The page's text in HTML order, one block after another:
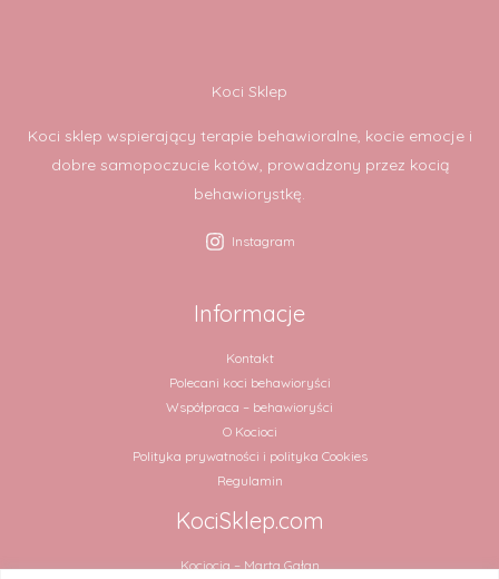
Koci Sklep
Koci sklep wspierający terapie behawioralne, kocie emocje i
dobre samopoczucie kotów, prowadzony przez kocią
behawiorystkę.
Instagram
Informacje
Kontakt
Polecani koci behawioryści
Współpraca – behawioryści
O Kocioci
Polityka prywatności i polityka Cookies
Regulamin
KociSklep.com
Kociocia – Marta Gałan